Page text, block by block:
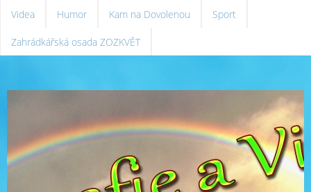
Videa Humor Kam na Dovolenou Sport
Zahrádkářská osada ZOZKVĚT